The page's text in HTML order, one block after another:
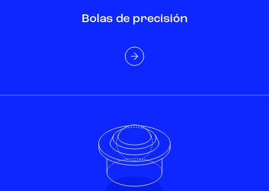
Bolas de precisión